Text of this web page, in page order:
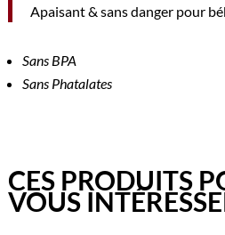
Apaisant & sans danger pour
Sans BPA
Sans Phatalates
CES PRODUITS
VOUS